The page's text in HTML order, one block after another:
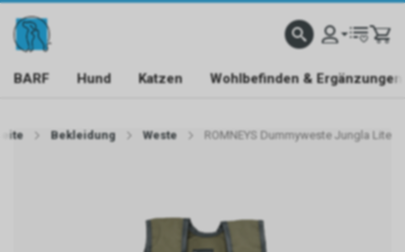
BARF Hund Katzen Wohlbefinden & Ergänzungen
Bekleidung Weste ROMNEYS Dummyweste Jungla Lite